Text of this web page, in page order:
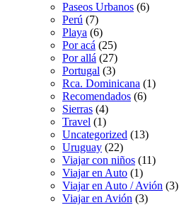
Paseos Urbanos (6)
Perú (7)
Playa (6)
Por acá (25)
Por allá (27)
Portugal (3)
Rca. Dominicana (1)
Recomendados (6)
Sierras (4)
Travel (1)
Uncategorized (13)
Uruguay (22)
Viajar con niños (11)
Viajar en Auto (1)
Viajar en Auto / Avión (3)
Viajar en Avión (3)